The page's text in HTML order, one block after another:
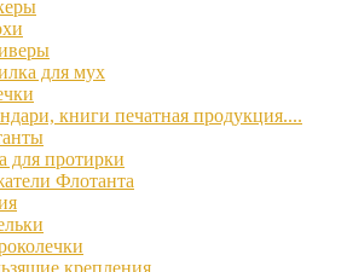
для мух
книги печатная продукция....
для протирки
Флотанта
крепления